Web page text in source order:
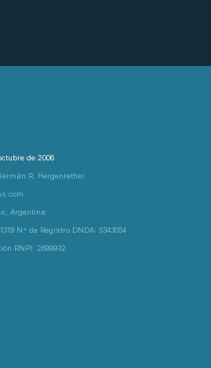
de 2006
R. Hergenrether
Argentina
N° de Registro DNDA: 5343054
RNPI: 2699932